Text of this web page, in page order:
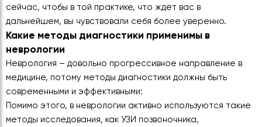
сейчас, чтобы в той практике, что ждёт вас в
дальнейшем, вы чувствовали себя более уверенно.
Какие методы диагностики применимы в
неврологии
Неврология – довольно прогрессивное направление в
медицине, потому методы диагностики должны быть
современными и эффективными:
Помимо этого, в неврологии активно используются такие
методы исследования, как УЗИ позвоночника,